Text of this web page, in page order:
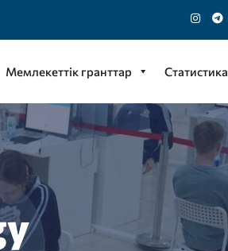
Мемлекеттік гранттар Статистика